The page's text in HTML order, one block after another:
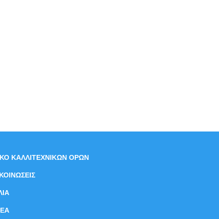
ΚΑΛΛΙΤΕΧΝΙΚΩΝ ΟΡΩΝ